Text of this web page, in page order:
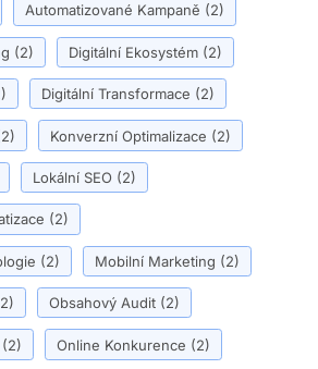
Automatizované Kampaně (2)
(2) Digitální Ekosystém (2)
Digitální Transformace (2)
Konverzní Optimalizace (2)
Lokální SEO (2)
(2)
(2) Mobilní Marketing (2)
Obsahový Audit (2)
(2) Online Konkurence (2)